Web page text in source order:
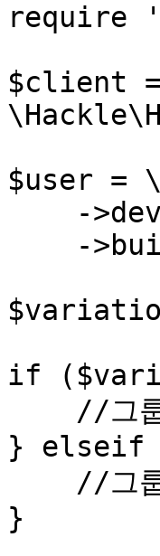
require
$client =
$user =
if
} elseif
}